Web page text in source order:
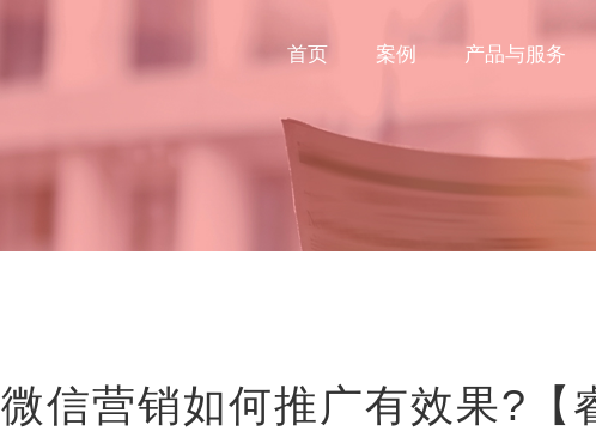
首页 案例 产品与服务
微信营销如何推广有效果?【